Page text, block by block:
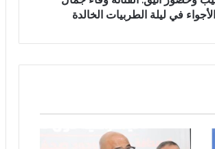
في ليلة الطربيات الخالدة